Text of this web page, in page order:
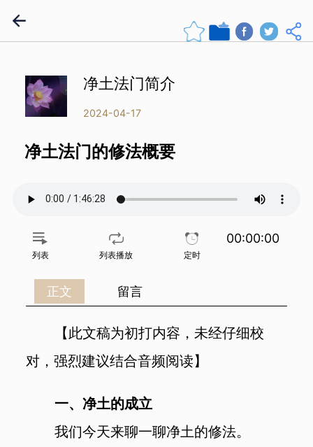
净土法门简介
2024-04-17
净土法门的修法概要
列表 列表播放 定时
00:00:00
正文 留言
【此文稿为初打内容，未经仔细校
对，强烈建议结合音频阅读】
一、净土的成立
我们今天来聊一聊净土的修法。